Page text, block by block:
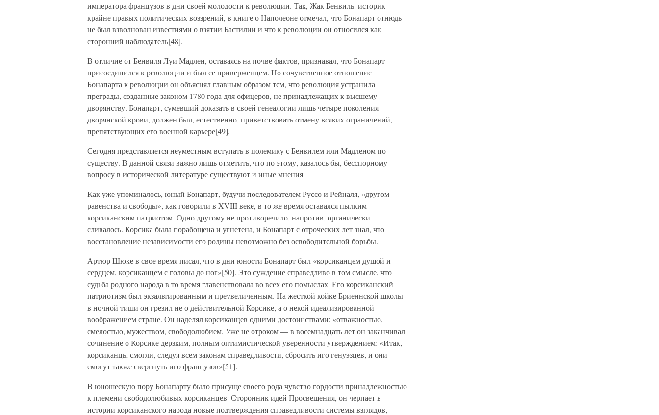
императора французов в дни своей молодости к революции. Так, Жак Бенвиль, историк
крайне правых политических воззрений, в книге о Наполеоне отмечал, что Бонапарт отнюдь
не был взволнован известиями о взятии Бастилии и что к революции он относился как
сторонний наблюдатель[48].
В отличие от Бенвиля Луи Мадлен, оставаясь на почве фактов, признавал, что Бонапарт
присоединился к революции и был ее приверженцем. Но сочувственное отношение
Бонапарта к революции он объяснял главным образом тем, что революция устранила
преграды, созданные законом 1780 года для офицеров, не принадлежащих к высшему
дворянству. Бонапарт, сумевший доказать в своей генеалогии лишь четыре поколения
дворянской крови, должен был, естественно, приветствовать отмену всяких ограничений,
препятствующих его военной карьере[49].
Сегодня представляется неуместным вступать в полемику с Бенвилем или Мадленом по
существу. В данной связи важно лишь отметить, что по этому, казалось бы, бесспорному
вопросу в исторической литературе существуют и иные мнения.
Как уже упоминалось, юный Бонапарт, будучи последователем Руссо и Рейналя, «другом
равенства и свободы», как говорили в XVIII веке, в то же время оставался пылким
корсиканским патриотом. Одно другому не противоречило, напротив, органически
сливалось. Корсика была порабощена и угнетена, и Бонапарт с отроческих лет знал, что
восстановление независимости его родины невозможно без освободительной борьбы.
Артюр Шюке в свое время писал, что в дни юности Бонапарт был «корсиканцем душой и
сердцем, корсиканцем с головы до ног»[50]. Это суждение справедливо в том смысле, что
судьба родного народа в то время главенствовала во всех его помыслах. Его корсиканский
патриотизм был экзальтированным и преувеличенным. На жесткой койке Бриеннской школы
в ночной тиши он грезил не о действительной Корсике, а о некой идеализированной
воображением стране. Он наделял корсиканцев одними достоинствами: «отважностью,
смелостью, мужеством, свободолюбием. Уже не отроком — в восемнадцать лет он заканчивал
сочинение о Корсике дерзким, полным оптимистической уверенности утверждением: «Итак,
корсиканцы смогли, следуя всем законам справедливости, сбросить иго генуэзцев, и они
смогут также свергнуть иго французов»[51].
В юношескую пору Бонапарту было присуще своего рода чувство гордости принадлежностью
к племени свободолюбивых корсиканцев. Сторонник идей Просвещения, он черпает в
истории корсиканского народа новые подтверждения справедливости системы взглядов,